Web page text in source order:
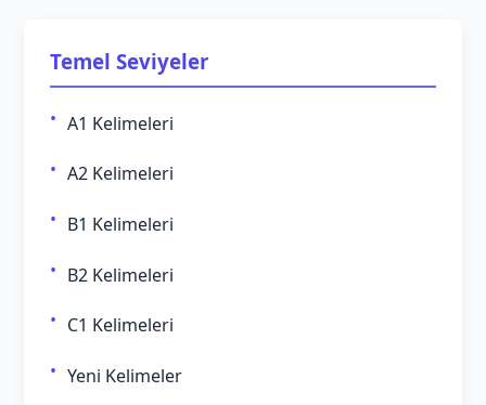
Temel Seviyeler
A1 Kelimeleri
A2 Kelimeleri
B1 Kelimeleri
B2 Kelimeleri
C1 Kelimeleri
Yeni Kelimeler